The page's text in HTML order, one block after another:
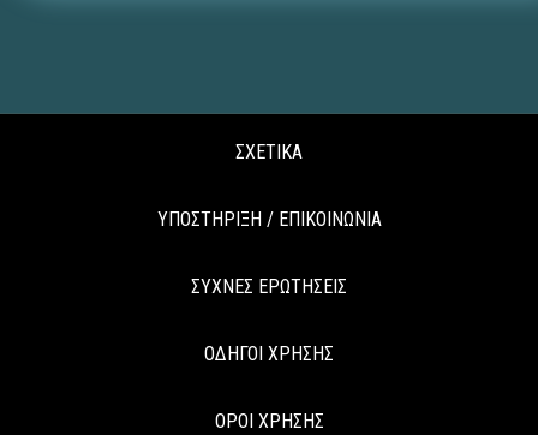
ΣΧΕΤΙΚΑ
ΥΠΟΣΤΗΡΙΞΗ / ΕΠΙΚΟΙΝΩΝΙΑ
ΣΥΧΝΕΣ ΕΡΩΤΗΣΕΙΣ
ΟΔΗΓΟΙ ΧΡΗΣΗΣ
ΟΡΟΙ ΧΡΗΣΗΣ